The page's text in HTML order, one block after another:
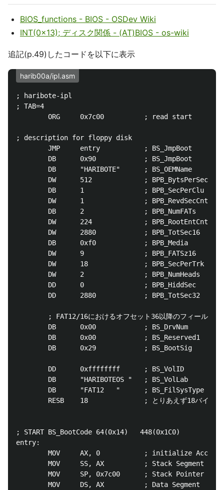
BIOS_functions - BIOS - OSDev Wiki
INT(0x13); ディスク関係 - (AT)BIOS - os-wiki
追記(p.49)したコードを以下に表示
harib00a/ipl.asm
; haribote-ipl
; TAB=4
        ORG     0x7c00          ; read start
; description for floppy disk
        JMP     entry           ; BS_JmpBoot
        DB      0x90            ; BS_JmpBoot
        DB      "HARIBOTE"      ; BS_OEMName    8B
        DW      512             ; BPB_BytsPerSec
        DB      1               ; BPB_SecPerClu
DW      1               ; BPB_RevdSecCnt    :
DB      2               ; BPB_NumFATs       :
        DW      224             ; BPB_RootEntCnt
        DW      2880            ; BPB_TotSec16
        DB      0xf0            ; BPB_Media
        DW      9               ; BPB_FATSz16
        DW      18              ; BPB_SecPerTrk
        DW      2               ; BPB_NumHeads
        DD      0               ; BPB_HiddSec
        DD      2880            ; BPB_TotSec32
        ; FAT12/16におけるオフセット36以降のフィールド
        DB      0x00            ; BS_DrvNum
        DB      0x00            ; BS_Reserved1
        DB      0x29            ; BS_BootSig
        DD      0xffffffff      ; BS_VolID
        DB      "HARIBOTEOS "   ; BS_VolLab     11B
        DB      "FAT12   "      ; BS_FilSysType 8B
RESB    18              ; とりあえず18バイト開
; START BS_BootCode 64(0x14)   448(0x1C0)
entry:
MOV     AX, 0           ; initialize
        MOV     SS, AX          ; Stack Segment
        MOV     SP, 0x7c00      ; Stack Pointer
MOV     DS, AX          ; Data Segment